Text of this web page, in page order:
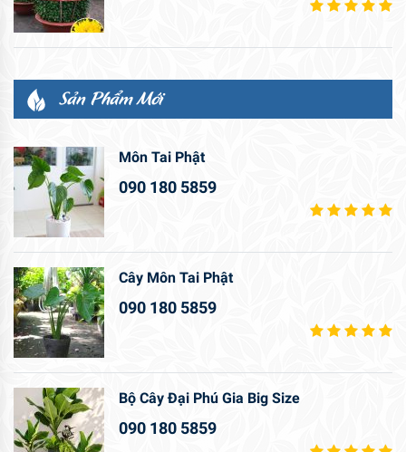
Sản Phẩm Mới
Môn Tai Phật
090 180 5859
Cây Môn Tai Phật
090 180 5859
Bộ Cây Đại Phú Gia Big Size
090 180 5859